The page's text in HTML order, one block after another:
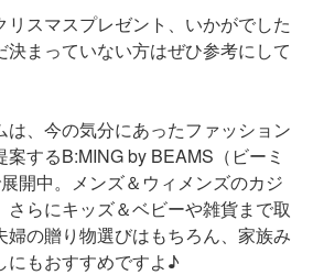
リスマスプレゼント、いかがでした
まっていない方はぜひ参考にして
は、今の気分にあったファッション
するB:MING by BEAMS（ビーミ
開中。メンズ＆ウィメンズのカジ
さらにキッズ＆ベビーや雑貨まで取
婦の贈り物選びはもちろん、家族み
にもおすすめですよ♪